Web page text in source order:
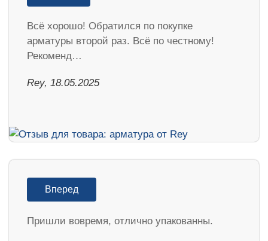
Всё хорошо! Обратился по покупке
арматуры второй раз. Всё по честному!
Рекоменд…
Rey, 18.05.2025
Вперед
Пришли вовремя, отлично упакованны.